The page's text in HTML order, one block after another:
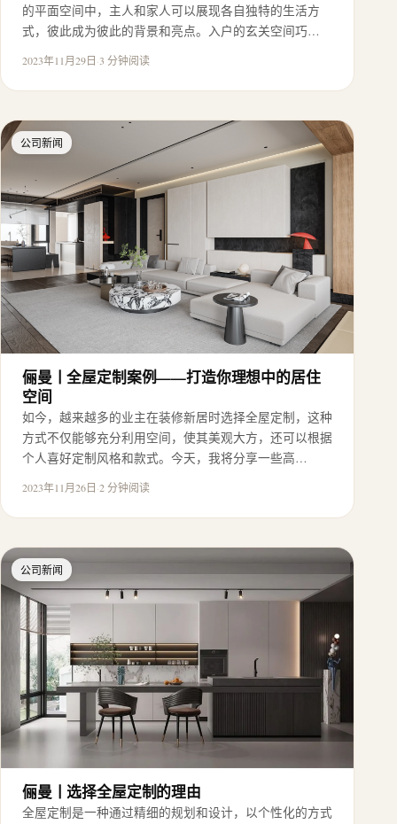
的平面空间中，主人和家人可以展现各自独特的生活方
式，彼此成为彼此的背景和亮点。入户的玄关空间巧…
2023年11月29日·3 分钟阅读
公司新闻
俪曼丨全屋定制案例——打造你理想中的居住
空间
如今，越来越多的业主在装修新居时选择全屋定制，这种
方式不仅能够充分利用空间，使其美观大方，还可以根据
个人喜好定制风格和款式。今天，我将分享一些高…
2023年11月26日·2 分钟阅读
公司新闻
俪曼丨选择全屋定制的理由
全屋定制是一种通过精细的规划和设计，以个性化的方式